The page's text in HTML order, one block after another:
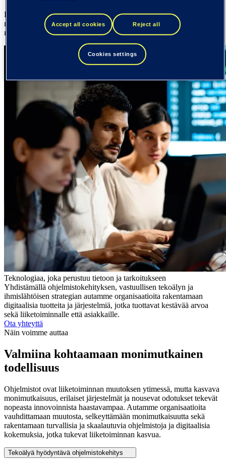
Rakennamme skaalautuvia ohjelmistoratkaisuja ratkaisemaan
monimutkaisia liiketoimintahaasteita ja tukemaan kasvua ja
mukautumaan muuttuviin tarpeisiin.
Teknologiaa, joka perustuu tietoon ja tarkoitukseen
Yhdistämällä ohjelmistokehityksen, vastuullisen tekoälyn ja
ihmislähtöisen strategian autamme organisaatioita rakentamaan
digitaalisia tuotteita ja järjestelmiä, jotka tuottavat kestävää arvoa
sekä liiketoiminnalle että asiakkaille.
Ota yhteyttä
Näin voimme auttaa
Valmiina kohtaamaan monimutkainen
todellisuus
Ohjelmistot ovat liiketoiminnan muutoksen ytimessä, mutta kasvava
monimutkaisuus, erilaiset järjestelmät ja nousevat odotukset tekevät
nopeasta innovoinnista haastavampaa. Autamme organisaatioita
vauhdittamaan muutosta, selkeyttämään monimutkaisuutta sekä
rakentamaan turvallisia ja skaalautuvia ohjelmistoja ja digitaalisia
kokemuksia, jotka tukevat liiketoiminnan kasvua.
Tekoälyä hyödyntävä ohjelmistokehitys
Accept all cookies Reject all
Cookies settings